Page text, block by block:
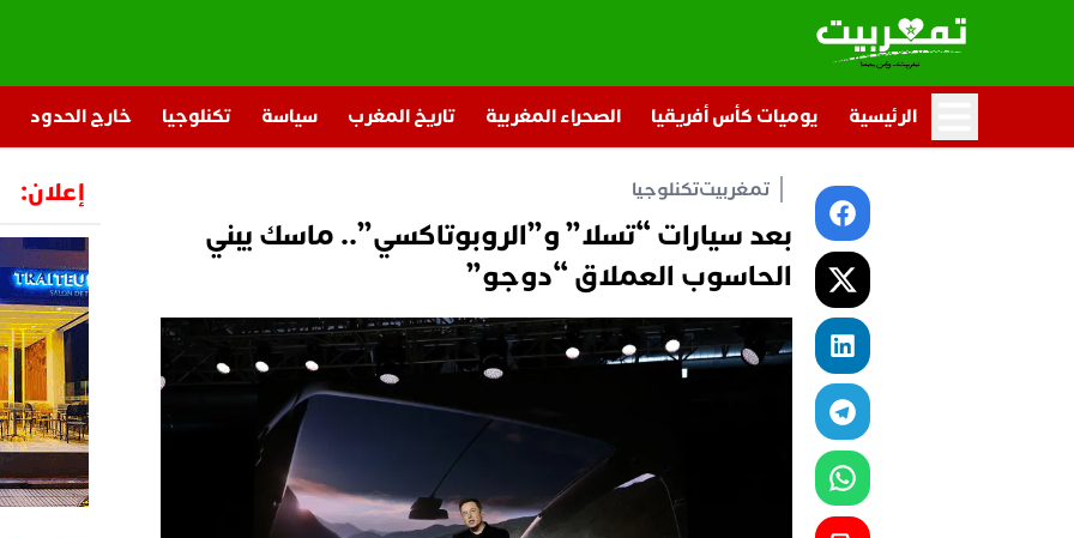
الرئيسية يوميات كأس أفريقيا الصحراء المغربية تاريخ المغرب سياسة تكنلوجيا خارج الحدود
تمغربيتتكنلوجيا
بعد سيارات “تسلا” و”الروبوتاكسي”.. ماسك يبني
الحاسوب العملاق “دوجو”
إعلان: